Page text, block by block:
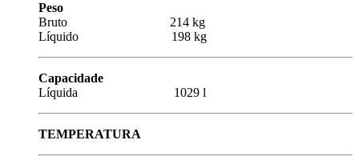
Peso
Bruto 214 kg
Líquido 198 kg
Capacidade
Líquida 1029 l
TEMPERATURA